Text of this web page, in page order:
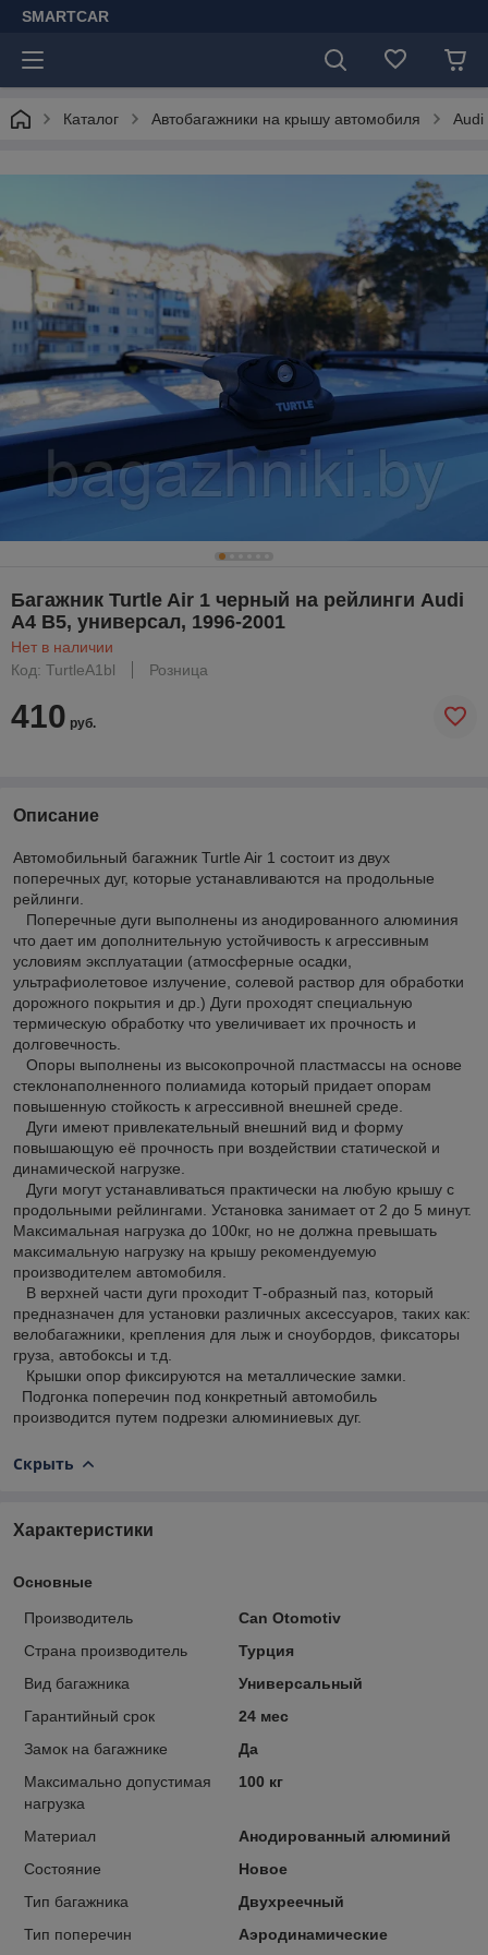
SMARTCAR
Каталог Автобагажники на крышу автомобиля Audi
Багажник Turtle Air 1 черный на рейлинги Audi
A4 B5, универсал, 1996-2001
Нет в наличии
Код: TurtleA1bl
Розница
410 руб.
Описание
Автомобильный багажник Turtle Air 1 состоит из двух
поперечных дуг, которые устанавливаются на продольные
рейлинги.
Поперечные дуги выполнены из анодированного алюминия
что дает им дополнительную устойчивость к агрессивным
условиям эксплуатации (атмосферные осадки,
ультрафиолетовое излучение, солевой раствор для обработки
дорожного покрытия и др.) Дуги проходят специальную
термическую обработку что увеличивает их прочность и
долговечность.
Опоры выполнены из высокопрочной пластмассы на основе
стеклонаполненного полиамида который придает опорам
повышенную стойкость к агрессивной внешней среде.
Дуги имеют привлекательный внешний вид и форму
повышающую её прочность при воздействии статической и
динамической нагрузке.
Дуги могут устанавливаться практически на любую крышу с
продольными рейлингами. Установка занимает от 2 до 5 минут.
Максимальная нагрузка до 100кг, но не должна превышать
максимальную нагрузку на крышу рекомендуемую
производителем автомобиля.
В верхней части дуги проходит Т-образный паз, который
предназначен для установки различных аксессуаров, таких как:
велобагажники, крепления для лыж и сноубордов, фиксаторы
груза, автобоксы и т.д.
Крышки опор фиксируются на металлические замки.
Подгонка поперечин под конкретный автомобиль
производится путем подрезки алюминиевых дуг.
Скрыть
Характеристики
Основные
Производитель
Can Otomotiv
Страна производитель
Турция
Вид багажника
Универсальный
Гарантийный срок
24 мес
Замок на багажнике
Да
Максимально допустимая
нагрузка
100 кг
Материал
Анодированный алюминий
Состояние
Новое
Тип багажника
Двухреечный
Тип поперечин
Аэродинамические